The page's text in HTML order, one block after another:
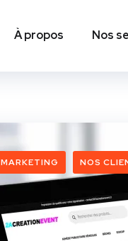
À propos Nos
MARKETING NOS